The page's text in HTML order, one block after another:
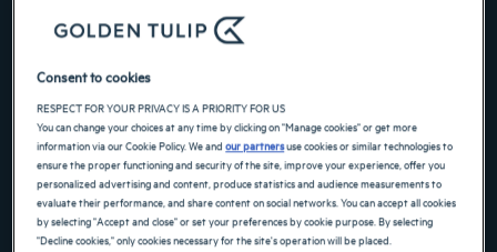
ZOEK EEN HOTEL
Voeg kortingscode toe
Consent to cookies
RESPECT FOR YOUR PRIVACY IS A PRIORITY FOR US
You can change your choices at any time by clicking on "Manage cookies" or get more
information via our Cookie Policy. We andour partnersuse cookies or similar technologies to
ensure the proper functioning and security of the site, improve your experience, offer you
personalized advertising and content, produce statistics and audience measurements to
evaluate their performance, and share content on social networks. You can accept all cookies
by selecting "Accept and close" or set your preferences by cookie purpose. By selecting
"Decline cookies," only cookies necessary for the site's operation will be placed.